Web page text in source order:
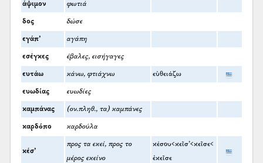
άψιμον φωτιά
δος δώσε
εγάπ’ αγάπη
εσέγκες έβαλες, εισήγαγες
ευτάω κάνω, φτιάχνω εὐθειάζω
ευωδίας ευωδίες
καμπάνας (ον.πληθ., τα) καμπάνες
καρδόπο καρδούλα
κέσ’
προς τα εκεί, προς το
μέρος εκείνο
κέσου<κεῖσ’<κεῖσε<
ἐκεῖσε